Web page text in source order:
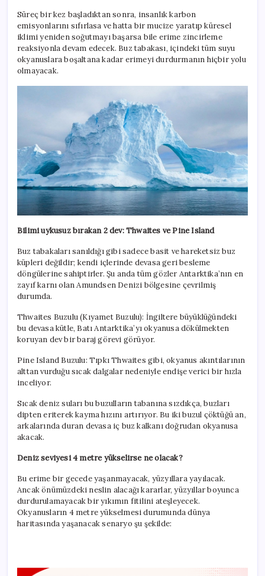
Süreç bir kez başladıktan sonra, insanlık karbon
emisyonlarını sıfırlasa ve hatta bir mucize yaratıp küresel
iklimi yeniden soğutmayı başarsa bile erime zincirleme
reaksiyonla devam edecek. Buz tabakası, içindeki tüm suyu
okyanuslara boşaltana kadar erimeyi durdurmanın hiçbir yolu
olmayacak.
Bilimi uykusuz bırakan 2 dev: Thwaites ve Pine Island
Buz tabakaları sanıldığı gibi sadece basit ve hareketsiz buz
küpleri değildir; kendi içlerinde devasa geri besleme
döngülerine sahiptirler. Şu anda tüm gözler Antarktika’nın en
zayıf karnı olan Amundsen Denizi bölgesine çevrilmiş
durumda.
Thwaites Buzulu (Kıyamet Buzulu): İngiltere büyüklüğündeki
bu devasa kütle, Batı Antarktika’yı okyanusa dökülmekten
koruyan dev bir baraj görevi görüyor.
Pine Island Buzulu: Tıpkı Thwaites gibi, okyanus akıntılarının
alttan vurduğu sıcak dalgalar nedeniyle endişe verici bir hızla
inceliyor.
Sıcak deniz suları bu buzulların tabanına sızdıkça, buzları
dipten eriterek kayma hızını artırıyor. Bu iki buzul çöktüğü an,
arkalarında duran devasa iç buz kalkanı doğrudan okyanusa
akacak.
Deniz seviyesi 4 metre yükselirse ne olacak?
Bu erime bir gecede yaşanmayacak, yüzyıllara yayılacak.
Ancak önümüzdeki neslin alacağı kararlar, yüzyıllar boyunca
durdurulamayacak bir yıkımın fitilini ateşleyecek.
Okyanusların 4 metre yükselmesi durumunda dünya
haritasında yaşanacak senaryo şu şekilde: